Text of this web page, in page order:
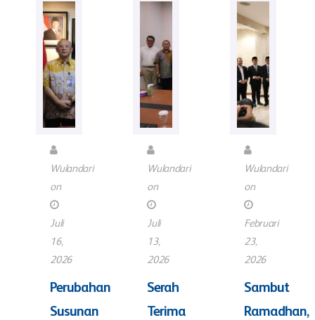
Wulandari
on
Juli
16,
2026
Perubahan
Susunan
Wulandari
on
Juli
13,
2026
Serah
Terima
Wulandari
on
Februari
23,
2026
Sambut
Ramadhan,